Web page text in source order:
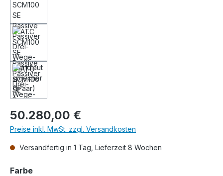
Regulärer Preis:
50.280,00 €
Preise inkl. MwSt. zzgl. Versandkosten
Versandfertig in 1 Tag, Lieferzeit 8 Wochen
Farbeauswählen